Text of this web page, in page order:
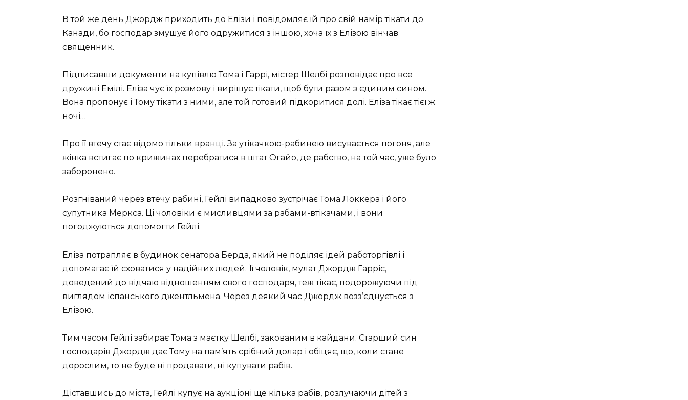
В той же день Джордж приходить до Елізи і повідомляє їй про свій намір тікати до
Канади, бо господар змушує його одружитися з іншою, хоча їх з Елізою вінчав
священник.
Підписавши документи на купівлю Тома і Гаррі, містер Шелбі розповідає про все
дружині Емілі. Еліза чує їх розмову і вирішує тікати, щоб бути разом з єдиним сином.
Вона пропонує і Тому тікати з ними, але той готовий підкоритися долі. Еліза тікає тієї ж
ночі…
Про її втечу стає відомо тільки вранці. За утікачкою-рабинею висувається погоня, але
жінка встигає по крижинах перебратися в штат Огайо, де рабство, на той час, уже було
заборонено.
Розгніваний через втечу рабині, Гейлі випадково зустрічає Тома Локкера і його
супутника Меркса. Ці чоловіки є мисливцями за рабами-втікачами, і вони
погоджуються допомогти Гейлі.
Еліза потрапляє в будинок сенатора Берда, який не поділяє ідей работоргівлі і
допомагає їй сховатися у надійних людей. Її чоловік, мулат Джордж Гарріс,
доведений до відчаю відношенням свого господаря, теж тікає, подорожуючи під
виглядом іспанського джентльмена. Через деякий час Джордж возз’єднується з
Елізою.
Тим часом Гейлі забирає Тома з маєтку Шелбі, закованим в кайдани. Старший син
господарів Джордж дає Тому на пам’ять срібний долар і обіцяє, що, коли стане
дорослим, то не буде ні продавати, ні купувати рабів.
Діставшись до міста, Гейлі купує на аукціоні ще кілька рабів, розлучаючи дітей з